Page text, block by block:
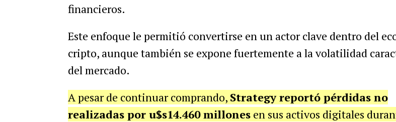
financieros.
Este enfoque le permitió convertirse en un actor clave dentro del
cripto, aunque también se expone fuertemente a la volatilidad
del mercado.
A pesar de continuar comprando, Strategy reportó pérdidas no
realizadas por u$s14.460 millonesen sus activos digitales